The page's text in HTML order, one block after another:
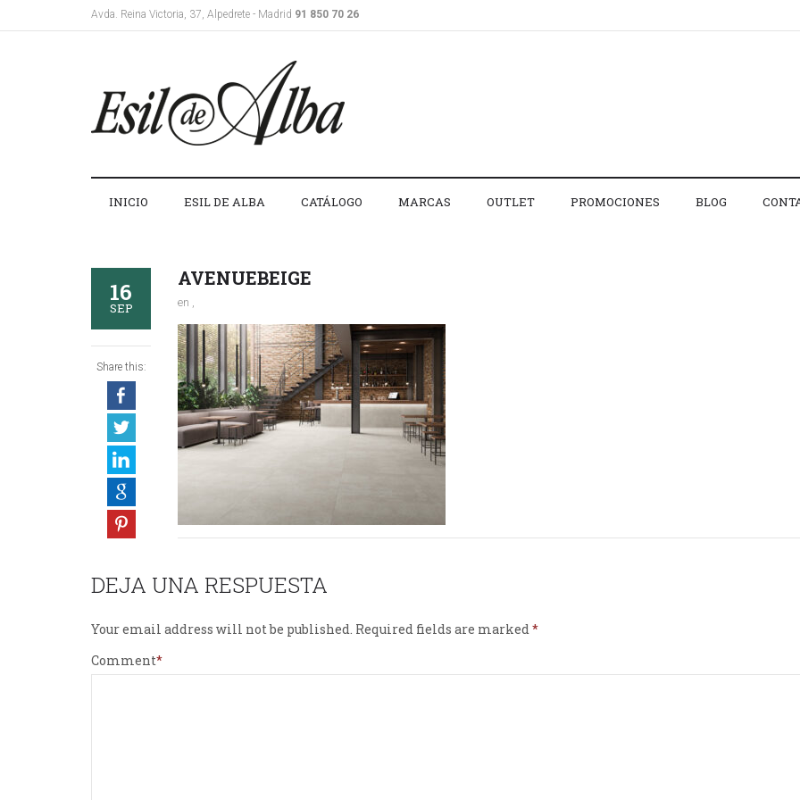
Avda. Reina Victoria, 37, Alpedrete - Madrid 91 850 70 26
INICIO ESIL DE ALBA CATÁLOGO MARCAS OUTLET PROMOCIONES BLOG
16
SEP
Share this:
AVENUEBEIGE
en ,
DEJA UNA RESPUESTA
Your email address will not be published. Required fields are marked
Comment